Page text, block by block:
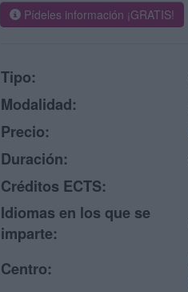
Pídeles información ¡GRATIS!
Tipo:
Modalidad:
Precio:
Duración:
Créditos ECTS:
Idiomas en los que se
imparte:
Centro: